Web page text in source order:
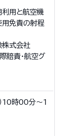
用と航空機
免責の射程
株式会社
賠責・航空グ
10時00分〜1